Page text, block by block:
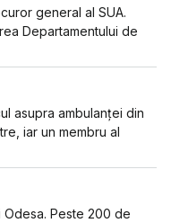
general al SUA.
Departamentului de
asupra ambulanței din
iar un membru al
Odesa. Peste 200 de